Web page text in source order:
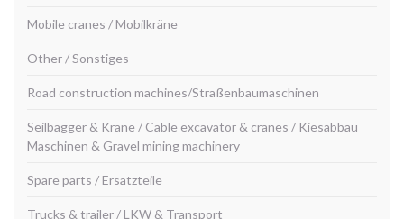
Mobile cranes / Mobilkräne
Other / Sonstiges
Road construction machines/Straßenbaumaschinen
Seilbagger & Krane / Cable excavator & cranes / Kiesabbau
Maschinen & Gravel mining machinery
Spare parts / Ersatzteile
Trucks & trailer / LKW & Transport